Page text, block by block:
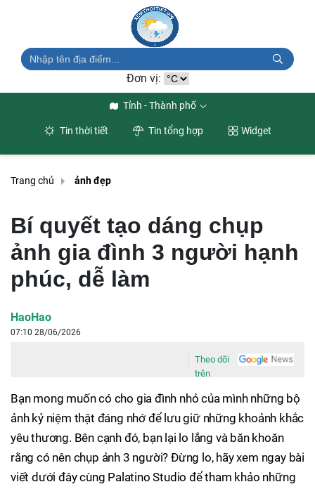
Đơn vị:
Tỉnh - Thành phố
Tin thời tiết Tin tổng hợp Widget
Trang chủ ảnh đẹp
Bí quyết tạo dáng chụp
ảnh gia đình 3 người hạnh
phúc, dễ làm
HaoHao
07:10 28/06/2026
Theo dõi
trên
Bạn mong muốn có cho gia đình nhỏ của mình những bộ
ảnh kỷ niệm thật đáng nhớ để lưu giữ những khoảnh khắc
yêu thương. Bên cạnh đó, bạn lại lo lắng và băn khoăn
rằng có nên chụp ảnh 3 người? Đừng lo, hãy xem ngay bài
viết dưới đây cùng Palatino Studio để tham khảo những